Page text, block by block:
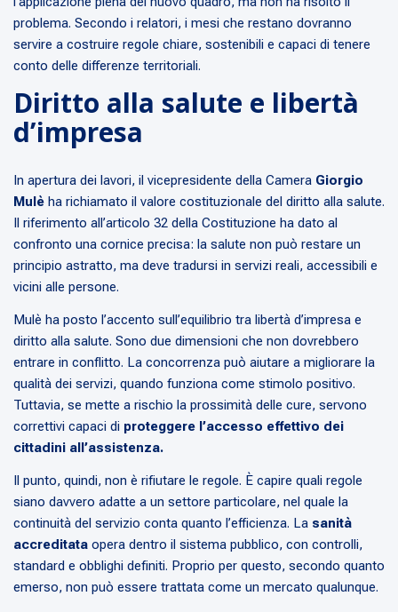
problema. Secondo i relatori, i mesi che restano dovranno
servire a costruire regole chiare, sostenibili e capaci di tenere
conto delle differenze territoriali.
Diritto alla salute e libertà
d’impresa
In apertura dei lavori, il vicepresidente della Camera Giorgio
Mulè ha richiamato il valore costituzionale del diritto alla salute.
Il riferimento all’articolo 32 della Costituzione ha dato al
confronto una cornice precisa: la salute non può restare un
principio astratto, ma deve tradursi in servizi reali, accessibili e
vicini alle persone.
Mulè ha posto l’accento sull’equilibrio tra libertà d’impresa e
diritto alla salute. Sono due dimensioni che non dovrebbero
entrare in conflitto. La concorrenza può aiutare a migliorare la
qualità dei servizi, quando funziona come stimolo positivo.
Tuttavia, se mette a rischio la prossimità delle cure, servono
correttivi capaci di proteggere l’accesso effettivo dei
cittadini all’assistenza.
Il punto, quindi, non è rifiutare le regole. È capire quali regole
siano davvero adatte a un settore particolare, nel quale la
continuità del servizio conta quanto l’efficienza. La sanità
accreditata opera dentro il sistema pubblico, con controlli,
standard e obblighi definiti. Proprio per questo, secondo quanto
emerso, non può essere trattata come un mercato qualunque.